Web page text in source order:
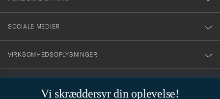
Vi skræddersyr din oplevelse!
SOCIALE MEDIER
VIRKSOMHEDSOPLYSNINGER